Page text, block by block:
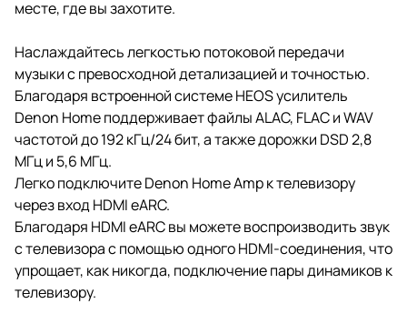
месте, где вы захотите.
Наслаждайтесь легкостью потоковой передачи
музыки с превосходной детализацией и точностью.
Благодаря встроенной системе HEOS усилитель
Denon Home поддерживает файлы ALAC, FLAC и WAV
частотой до 192 кГц/24 бит, а также дорожки DSD 2,8
МГц и 5,6 МГц.
Легко подключите Denon Home Amp к телевизору
через вход HDMI eARC.
Благодаря HDMI eARC вы можете воспроизводить звук
с телевизора с помощью одного HDMI-соединения, что
упрощает, как никогда, подключение пары динамиков к
телевизору.